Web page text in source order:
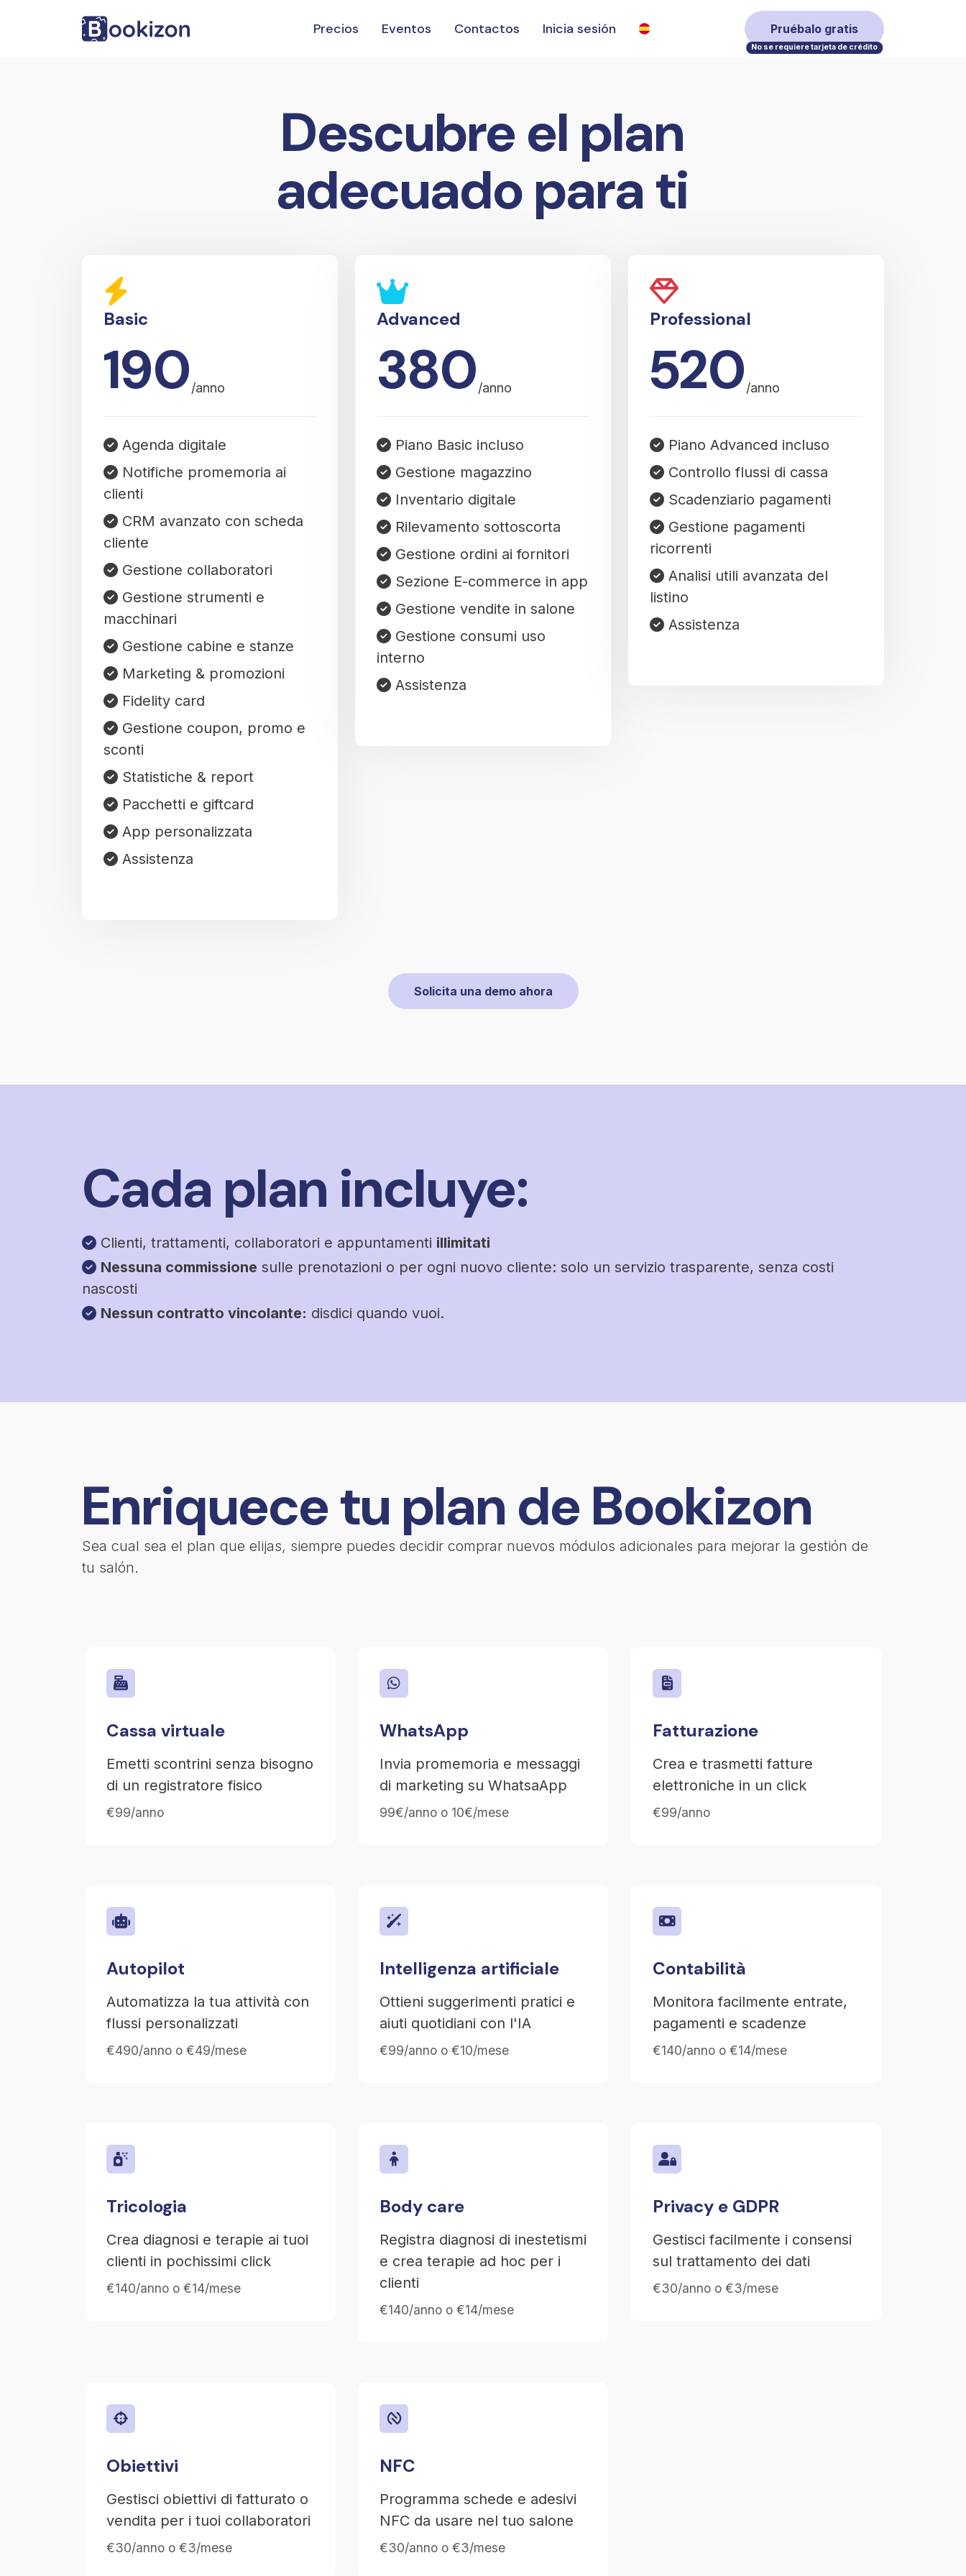
Precios Eventos Contactos Inicia sesión Pruébalo gratis
No se requiere tarjeta de crédito
Descubre el plan
adecuado para ti
Basic
190/anno
Agenda digitale
Notifiche promemoria ai
clienti
CRM avanzato con scheda
cliente
Gestione collaboratori
Gestione strumenti e
macchinari
Gestione cabine e stanze
Marketing & promozioni
Fidelity card
Gestione coupon, promo e
sconti
Statistiche & report
Pacchetti e giftcard
App personalizzata
Assistenza
Advanced
380/anno
Piano Basic incluso
Gestione magazzino
Inventario digitale
Rilevamento sottoscorta
Gestione ordini ai fornitori
Sezione E-commerce in app
Gestione vendite in salone
Gestione consumi uso
interno
Assistenza
Professional
520/anno
Piano Advanced incluso
Controllo flussi di cassa
Scadenziario pagamenti
Gestione pagamenti
ricorrenti
Analisi utili avanzata del
listino
Assistenza
Solicita una demo ahora
Cada plan incluye:
Clienti, trattamenti, collaboratori e appuntamenti illimitati
Nessuna commissione sulle prenotazioni o per ogni nuovo cliente: solo un servizio trasparente, senza costi
nascosti
Nessun contratto vincolante: disdici quando vuoi.
Enriquece tu plan de Bookizon
Sea cual sea el plan que elijas, siempre puedes decidir comprar nuevos módulos adicionales para mejorar la gestión de
tu salón.
Cassa virtuale
Emetti scontrini senza bisogno
di un registratore fisico
€99/anno
WhatsApp
Invia promemoria e messaggi
di marketing su WhatsaApp
99€/anno o 10€/mese
Fatturazione
Crea e trasmetti fatture
elettroniche in un click
€99/anno
Autopilot
Automatizza la tua attività con
flussi personalizzati
€490/anno o €49/mese
Intelligenza artificiale
Ottieni suggerimenti pratici e
aiuti quotidiani con l'IA
€99/anno o €10/mese
Contabilità
Monitora facilmente entrate,
pagamenti e scadenze
€140/anno o €14/mese
Tricologia
Crea diagnosi e terapie ai tuoi
clienti in pochissimi click
€140/anno o €14/mese
Body care
Registra diagnosi di inestetismi
e crea terapie ad hoc per i
clienti
€140/anno o €14/mese
Privacy e GDPR
Gestisci facilmente i consensi
sul trattamento dei dati
€30/anno o €3/mese
Obiettivi
Gestisci obiettivi di fatturato o
vendita per i tuoi collaboratori
€30/anno o €3/mese
NFC
Programma schede e adesivi
NFC da usare nel tuo salone
€30/anno o €3/mese